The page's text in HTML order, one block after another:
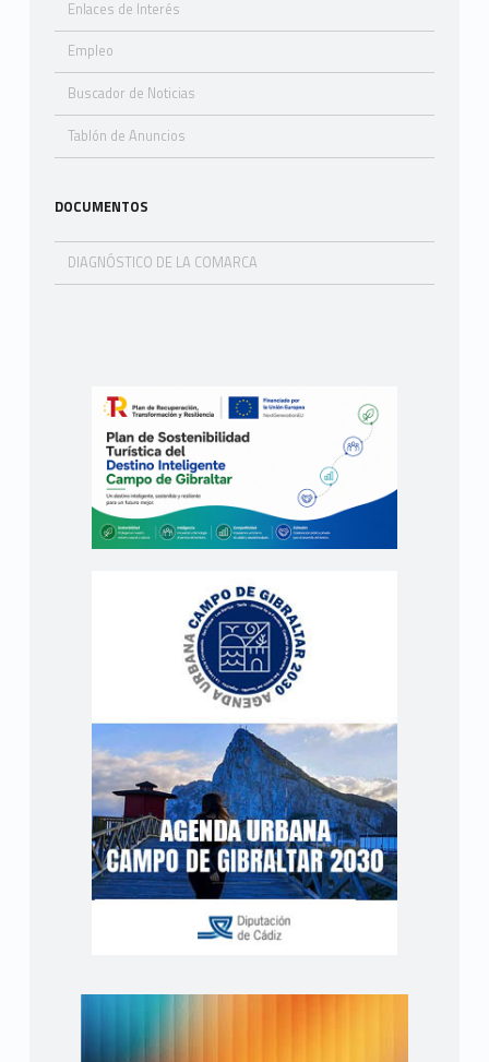
Enlaces de Interés
Empleo
Buscador de Noticias
Tablón de Anuncios
DOCUMENTOS
DIAGNÓSTICO DE LA COMARCA